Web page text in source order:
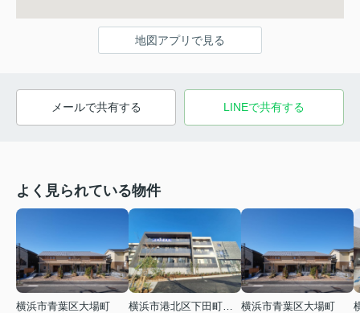
地図アプリで見る
メールで共有する LINEで共有する
よく見られている物件
横浜市青葉区大場町
横浜市青葉区大場町